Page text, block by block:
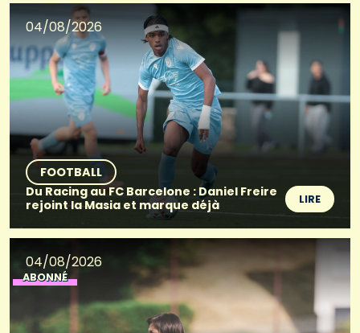
04/08/2026
FOOTBALL
Du Racing au FC Barcelone : Daniel Freire
rejoint la Masia et marque déjà
LIRE
04/08/2026
ABONNÉ